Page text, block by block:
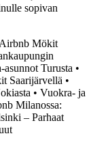
sopivan
Airbnb Mökit
Turusta •
Saarijärvellä •
• Vuokra- ja
Milanossa:
– Parhaat